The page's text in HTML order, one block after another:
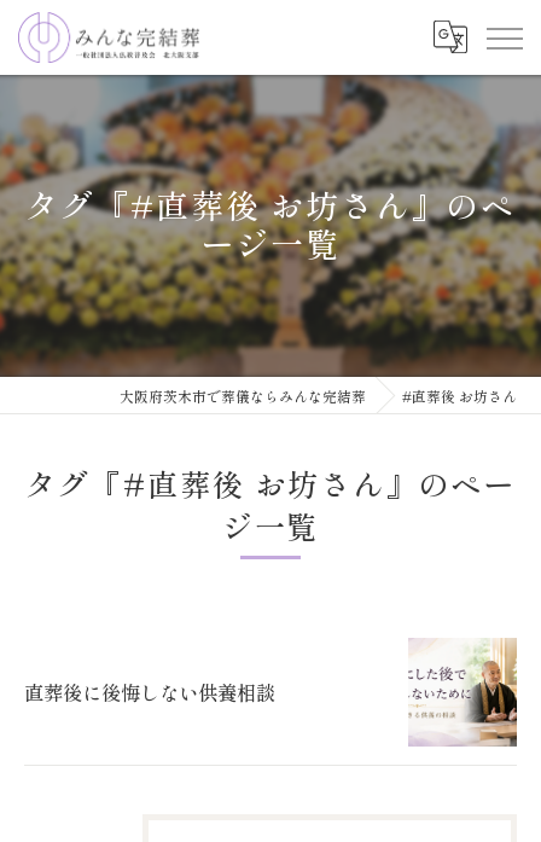
タグ『#直葬後 お坊さん』のペ
ージ一覧
大阪府茨木市で葬儀ならみんな完結葬 #直葬後 お坊さん
タグ『#直葬後 お坊さん』のペー
ジ一覧
直葬後に後悔しない供養相談